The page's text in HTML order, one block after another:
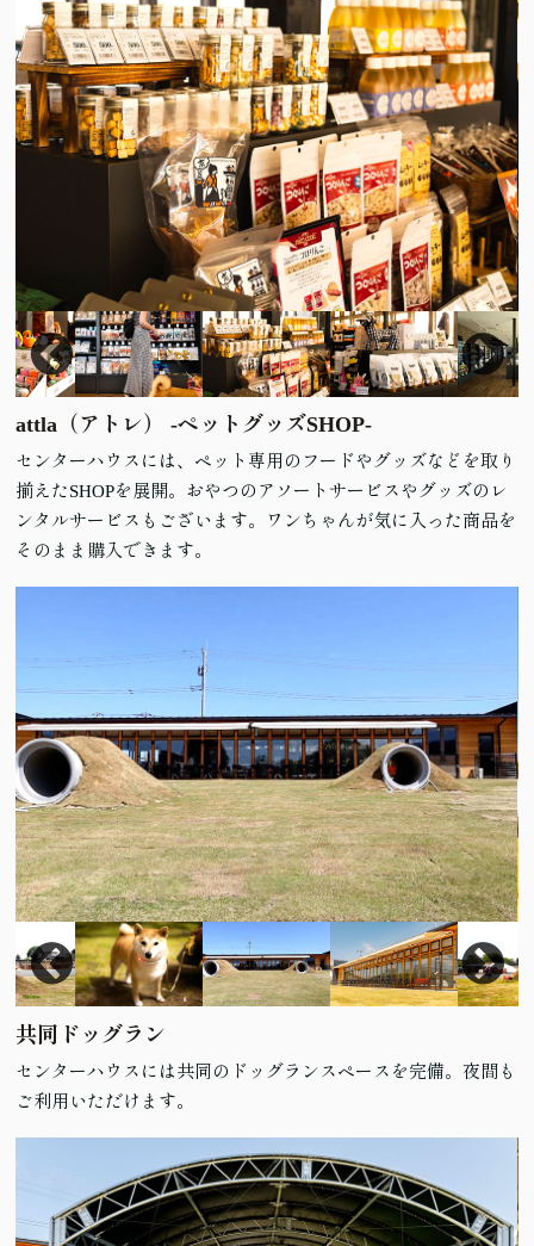
attla（アトレ） -ペットグッズSHOP-
センターハウスには、ペット専用のフードやグッズなどを取り
揃えたSHOPを展開。おやつのアソートサービスやグッズのレ
ンタルサービスもございます。ワンちゃんが気に入った商品を
そのまま購入できます。
共同ドッグラン
センターハウスには共同のドッグランスペースを完備。夜間も
ご利用いただけます。